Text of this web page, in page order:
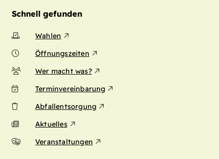
Schnell gefunden
Wahlen
Öffnungszeiten
Wer macht was?
Terminvereinbarung
Abfallentsorgung
Aktuelles
Veranstaltungen